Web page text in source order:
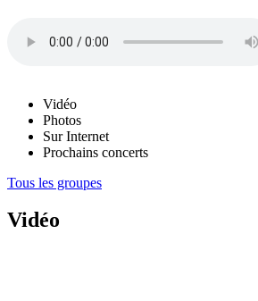
Vidéo
Photos
Sur Internet
Prochains concerts
Tous les groupes
Vidéo